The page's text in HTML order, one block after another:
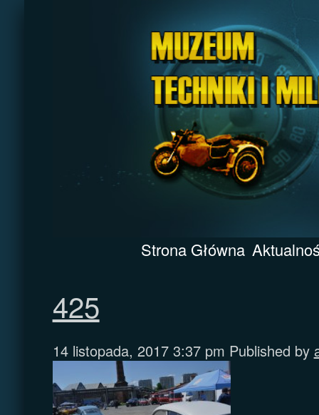
Strona Główna
425
14 listopada, 2017 3:37 pm Published by